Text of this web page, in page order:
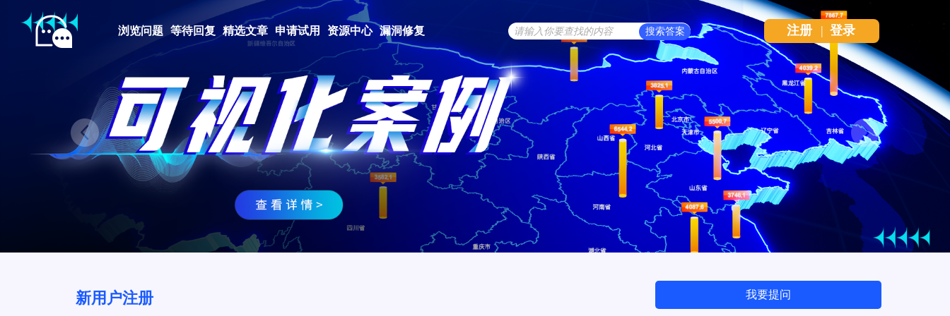
Next
Prev
浏览问题 等待回复 精选文章 申请试用 资源中心 漏洞修复 注册 | 登录
新用户注册